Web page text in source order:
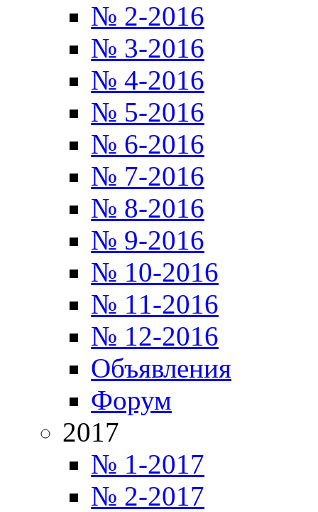
№ 2-2016
№ 3-2016
№ 4-2016
№ 5-2016
№ 6-2016
№ 7-2016
№ 8-2016
№ 9-2016
№ 10-2016
№ 11-2016
№ 12-2016
Объявления
Форум
2017
№ 1-2017
№ 2-2017